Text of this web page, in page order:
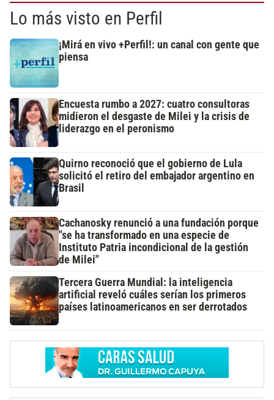
Lo más visto en Perfil
¡Mirá en vivo +Perfil!: un canal con gente que
piensa
Encuesta rumbo a 2027: cuatro consultoras
midieron el desgaste de Milei y la crisis de
liderazgo en el peronismo
Quirno reconoció que el gobierno de Lula
solicitó el retiro del embajador argentino en
Brasil
Cachanosky renunció a una fundación porque
"se ha transformado en una especie de
Instituto Patria incondicional de la gestión
de Milei"
Tercera Guerra Mundial: la inteligencia
artificial reveló cuáles serían los primeros
países latinoamericanos en ser derrotados